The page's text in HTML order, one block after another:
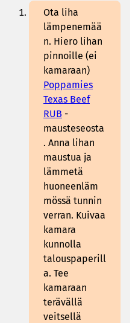
Ota liha
lämpenemää
n. Hiero lihan
pinnoille (ei
kamaraan)
Poppamies
Texas Beef
RUB -
mausteseosta
. Anna lihan
maustua ja
lämmetä
huoneenläm
mössä tunnin
verran. Kuivaa
kamara
kunnolla
talouspaperill
a. Tee
kamaraan
terävällä
veitsellä